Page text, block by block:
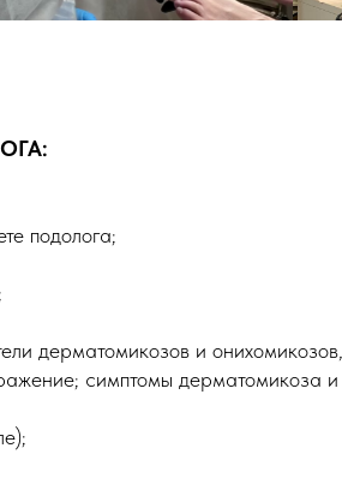
подолога;
дерматомикозов и онихомикозов,
симптомы дерматомикоза и